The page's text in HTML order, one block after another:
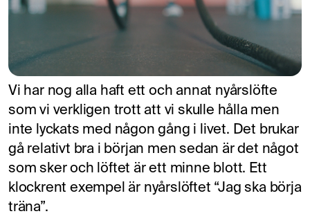
Vi har nog alla haft ett och annat nyårslöfte
som vi verkligen trott att vi skulle hålla men
inte lyckats med någon gång i livet. Det brukar
gå relativt bra i början men sedan är det något
som sker och löftet är ett minne blott. Ett
klockrent exempel är nyårslöftet “Jag ska börja
träna”.